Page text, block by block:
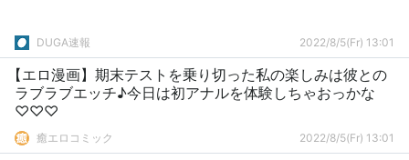
DUGA速報 2022/8/5(Fr) 13:01
【エロ漫画】期末テストを乗り切った私の楽しみは彼との
ラブラブエッチ♪今日は初アナルを体験しちゃおっかな
♡♡♡
癒エロコミック 2022/8/5(Fr) 13:01